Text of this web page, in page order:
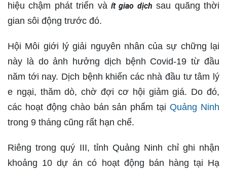
hiệu chậm phát triển và ít giao dịch sau quãng thời
gian sôi động trước đó.
Hội Môi giới lý giải nguyên nhân của sự chững lại
này là do ảnh hưởng dịch bệnh Covid-19 từ đầu
năm tới nay. Dịch bệnh khiến các nhà đầu tư tâm lý
e ngại, thăm dò, chờ đợi cơ hội giảm giá. Do đó,
các hoạt động chào bán sản phẩm tạiQuảng Ninh
trong 9 tháng cũng rất hạn chế.
Riêng trong quý III, tỉnh Quảng Ninh chỉ ghi nhận
khoảng 10 dự án có hoạt động bán hàng tại Hạ